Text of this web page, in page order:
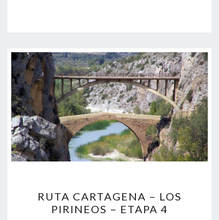
CARTAGENA
–
RUTA CARTAGENA – LOS
PIRINEOS – ETAPA 4